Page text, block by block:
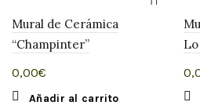
Mural de Cerámica
“Champinter”
0,00€
Añadir al carrito